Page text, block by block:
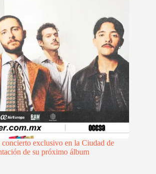
exclusivo en la Ciudad de
de su próximo álbum